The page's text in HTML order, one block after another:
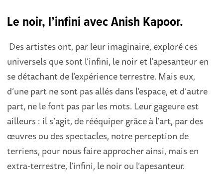
Le noir, l’infini avec Anish Kapoor.
Des artistes ont, par leur imaginaire, exploré ces
universels que sont l’infini, le noir et l’apesanteur en
se détachant de l’expérience terrestre. Mais eux,
d’une part ne sont pas allés dans l’espace, et d’autre
part, ne le font pas par les mots. Leur gageure est
ailleurs : il s’agit, de rééquiper grâce à l’art, par des
œuvres ou des spectacles, notre perception de
terriens, pour nous faire approcher ainsi, mais en
extra-terrestre, l’infini, le noir ou l’apesanteur.